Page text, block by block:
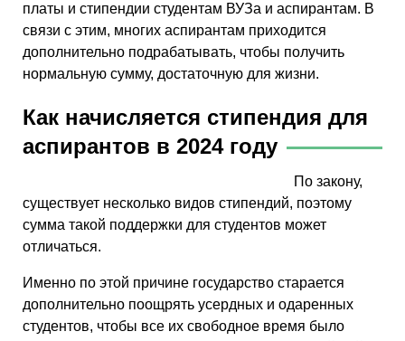
платы и стипендии студентам ВУЗа и аспирантам. В
связи с этим, многих аспирантам приходится
дополнительно подрабатывать, чтобы получить
нормальную сумму, достаточную для жизни.
Как начисляется стипендия для
аспирантов в 2024 году
По закону,
существует несколько видов стипендий, поэтому
сумма такой поддержки для студентов может
отличаться.
Именно по этой причине государство старается
дополнительно поощрять усердных и одаренных
студентов, чтобы все их свободное время было